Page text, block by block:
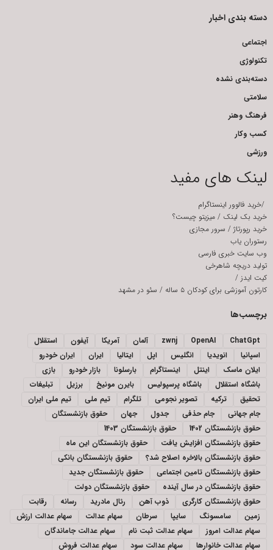
دسته بندی اخبار
اجتماعی
تکنولوژی
دسته‌بندی نشده
سلامتی
فرهنگ وهنر
کسب وکار
ورزشی
لینک های مفید
/خرید فالوور اینستاگرام
خرید بک لینک / میزیتو چیست؟
خرید رپورتاژ / سرور مجازی
رستوران یاب
وب سایت خبری فارسی
تولید دریچه شاهرخی
کیت ایدز /
کارتون آموزشی برای کودکان ۵ ساله
/ سئو در مشهد
برچسب‌ها
ChatGpt
OpenAI
zwnj آلمان آمریکا آیفون
استقلال
اسپانیا
انویدیا انگلیس اپل ایتالیا ایران
ایران خودرو
ایلان ماسک
اینتل اینستاگرام بارسلونا بازار خودرو
بازی
باشگاه استقلال
باشگاه پرسپولیس بایرن مونیخ برزیل
تبلیغات
تحقیق
ترکیه تصویر نجومی تلگرام تیم ملی
تیم ملی ایران
جام جهانی
جام حذفی جدول جهان
حقوق بازنشستگان
حقوق بازنشستگان 1402
حقوق بازنشستگان 1403
حقوق بازنشستگان افزایش یافت
حقوق بازنشستگان این ماه
حقوق بازنشستگان بالاخره اصلاح شد؟
حقوق بازنشستگان بانکی
حقوق بازنشستگان تامین اجتماعی
حقوق بازنشستگان جدید
حقوق بازنشستگان در سال آینده
حقوق بازنشستگان دولت
حقوق بازنشستگان کارگری
ذوب آهن رئال مادرید رسانه
رقابت
زمین
سامسونگ سایپا سرطان سهام عدالت
سهام عدالت ارزش
سهام عدالت امروز
سهام عدالت ثبت نام
سهام عدالت جاماندگان
سهام عدالت خانوارها
سهام عدالت سود سهام عدالت فروش